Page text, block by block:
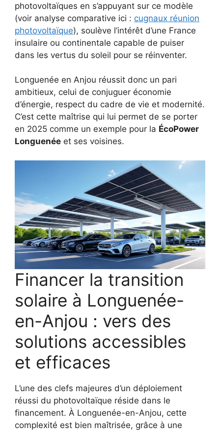
photovoltaïques en s’appuyant sur ce modèle
(voir analyse comparative ici : cugnaux réunion
photovoltaïque), soulève l’intérêt d’une France
insulaire ou continentale capable de puiser
dans les vertus du soleil pour se réinventer.
Longuenée en Anjou réussit donc un pari
ambitieux, celui de conjuguer économie
d’énergie, respect du cadre de vie et modernité.
C’est cette maîtrise qui lui permet de se porter
en 2025 comme un exemple pour la ÉcoPower
Longuenée et ses voisines.
Financer la transition
solaire à Longuenée-
en-Anjou : vers des
solutions accessibles
et efficaces
L’une des clefs majeures d’un déploiement
réussi du photovoltaïque réside dans le
financement. À Longuenée-en-Anjou, cette
complexité est bien maîtrisée, grâce à une